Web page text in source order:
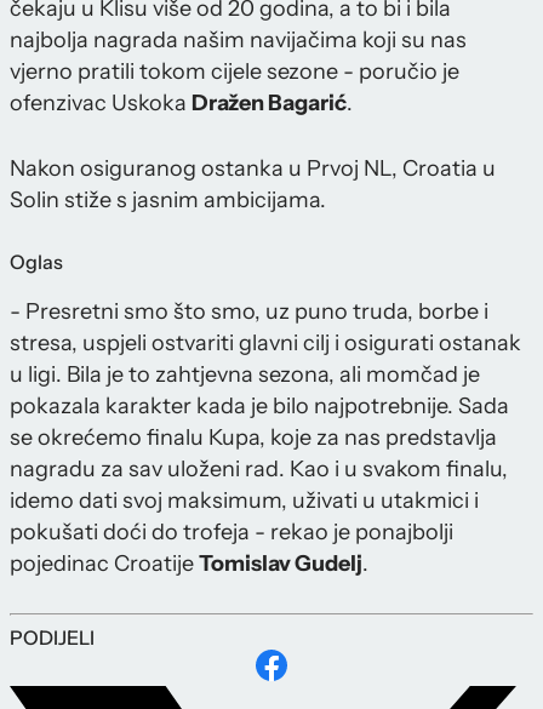
čekaju u Klisu više od 20 godina, a to bi i bila
najbolja nagrada našim navijačima koji su nas
vjerno pratili tokom cijele sezone - poručio je
ofenzivac Uskoka Dražen Bagarić.
Nakon osiguranog ostanka u Prvoj NL, Croatia u
Solin stiže s jasnim ambicijama.
Oglas
- Presretni smo što smo, uz puno truda, borbe i
stresa, uspjeli ostvariti glavni cilj i osigurati ostanak
u ligi. Bila je to zahtjevna sezona, ali momčad je
pokazala karakter kada je bilo najpotrebnije. Sada
se okrećemo finalu Kupa, koje za nas predstavlja
nagradu za sav uloženi rad. Kao i u svakom finalu,
idemo dati svoj maksimum, uživati u utakmici i
pokušati doći do trofeja - rekao je ponajbolji
pojedinac CroatijeTomislav Gudelj.
PODIJELI